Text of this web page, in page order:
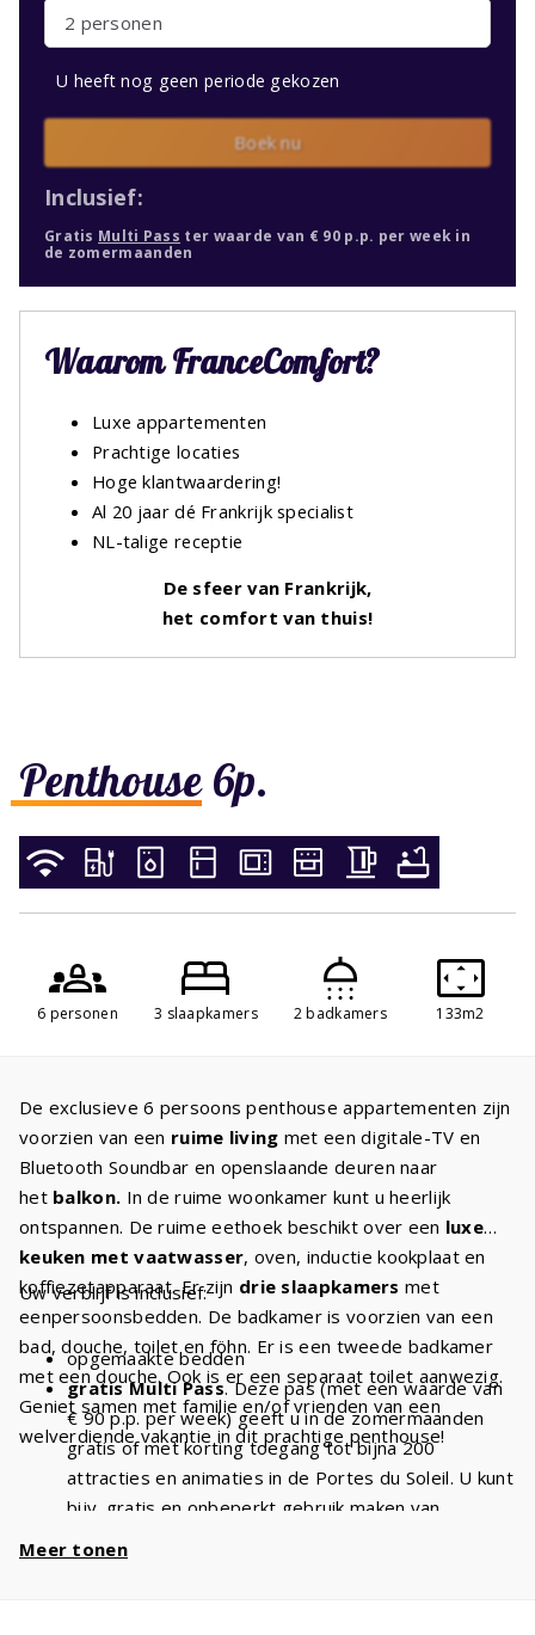
Penthouse 6p.
6 personen 3 slaapkamers 2 badkamers 133m2
De exclusieve 6 persoons penthouse appartementen zijn
voorzien van een ruime living met een digitale-TV en
Bluetooth Soundbar en openslaande deuren naar
het balkon. In de ruime woonkamer kunt u heerlijk
ontspannen. De ruime eethoek beschikt over een luxe
keuken met vaatwasser, oven, inductie kookplaat en
koffiezetapparaat. Er zijn drie slaapkamersmet
eenpersoonsbedden. De badkamer is voorzien van een
bad, douche, toilet en föhn. Er is een tweede badkamer
met een douche. Ook is er een separaat toilet aanwezig.
Geniet samen met familie en/of vrienden van een
welverdiende vakantie in dit prachtige penthouse!
Uw verblijf is inclusief:
opgemaakte bedden
gratis Multi Pass. Deze pas (met een waarde van
€ 90 p.p. per week) geeft u in de zomermaanden
gratis of met korting toegang tot bijna 200
attracties en animaties in de Portes du Soleil. U kunt
bijv. gratis en onbeperkt gebruik maken van
Meer tonen
2 personen
U heeft nog geen periode gekozen
Boek nu
Inclusief:
Gratis Multi Pass ter waarde van € 90 p.p. per week in
de zomermaanden
Waarom FranceComfort?
Luxe appartementen
Prachtige locaties
Hoge klantwaardering!
Al 20 jaar dé Frankrijk specialist
NL-talige receptie
De sfeer van Frankrijk,
het comfort van thuis!